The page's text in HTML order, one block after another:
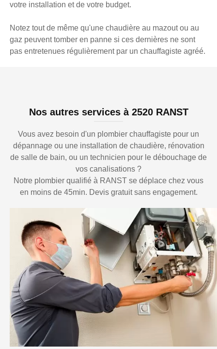
votre installation et de votre budget.
Notez tout de même qu'une chaudière au mazout ou au
gaz peuvent tomber en panne si ces dernières ne sont
pas entretenues régulièrement par un chauffagiste agréé.
Nos autres services à 2520 RANST
Vous avez besoin d'un plombier chauffagiste pour un
dépannage ou une installation de chaudière, rénovation
de salle de bain, ou un technicien pour le débouchage de
vos canalisations ?
Notre plombier qualifié à RANST se déplace chez vous
en moins de 45min. Devis gratuit sans engagement.